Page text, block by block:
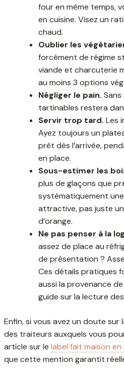
four en même temps,
en cuisine. Visez un
chaud.
Oublier les
forcément de régime
viande et charcuterie
au moins 3 options
Négliger le pain.
tartinables restera
Servir trop tard. Les
Ayez toujours un
prêt dès l’arrivée,
en place.
Sous-estimer les
plus de glaçons que
systématiquement
attractive, pas juste
d’orange.
Ne pas penser à la
assez de place au
de présentation ?
Ces détails pratiques
aussi la provenance
guide sur la lecture des
Enfin, si vous avez un doute sur
des traiteurs auxquels vous
article sur le label fait maison
que cette mention garantit